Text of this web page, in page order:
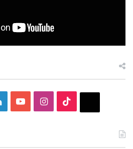
LinkedInYouTubeInstagram